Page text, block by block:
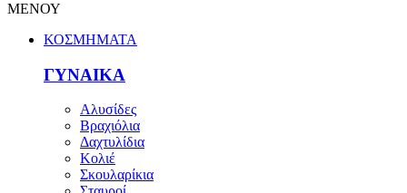
ΜΕΝΟΥ
ΚΟΣΜΗΜΑΤΑ
ΓΥΝΑΙΚΑ
Αλυσίδες
Βραχιόλια
Δαχτυλίδια
Κολιέ
Σκουλαρίκια